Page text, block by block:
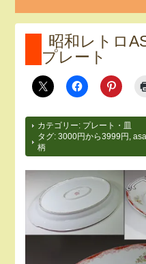
昭和レトロ
プレート
カテゴリー: プレート・皿
タグ:3000円から3999円 ,
柄